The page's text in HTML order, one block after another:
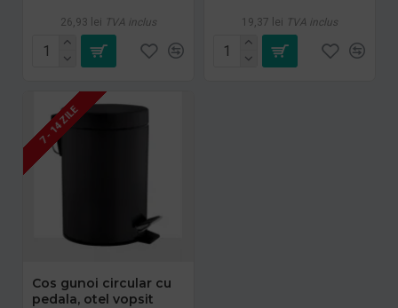
26,93 lei TVA inclus 19,37 lei TVA inclus
7 - 14 ZILE
Cos gunoi circular cu
pedala, otel vopsit